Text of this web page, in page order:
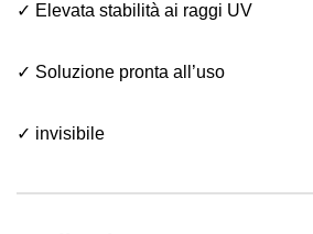
✓ Elevata stabilità ai raggi UV
✓ Soluzione pronta all’uso
✓ invisibile